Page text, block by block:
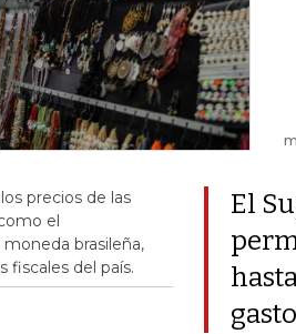
precios de las
el
brasileña,
fiscales del país.
El
gasto